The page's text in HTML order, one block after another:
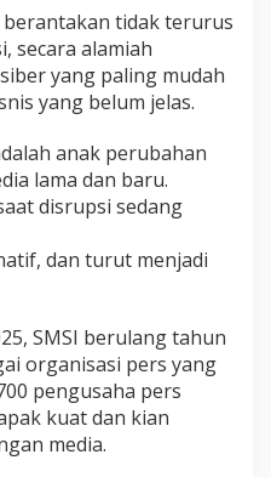
tidak terurus
secara alamiah
yang paling mudah
yang belum jelas.
anak perubahan
lama dan baru.
disrupsi sedang
dan turut menjadi
SMSI berulang tahun
organisasi pers yang
pengusaha pers
kuat dan kian
media.